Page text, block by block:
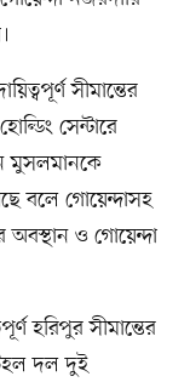
সীমান্তের
সেন্টারে
মুসলমানকে
বলে গোয়েন্দাসহ
অবস্থান ও গোয়েন্দা
হরিপুর সীমান্তের
দল দুই